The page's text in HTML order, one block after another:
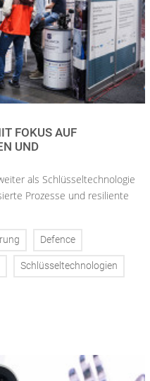
FOKUS AUF
UND
als Schlüsseltechnologie
Prozesse und resiliente
Defence
Schlüsseltechnologien